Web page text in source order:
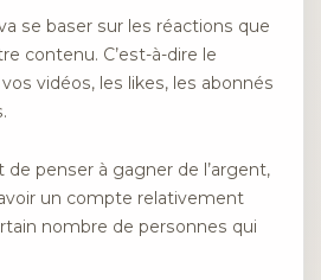
se baser sur les réactions que
contenu. C’est-à-dire le
vidéos, les likes, les abonnés
de penser à gagner de l’argent,
un compte relativement
nombre de personnes qui